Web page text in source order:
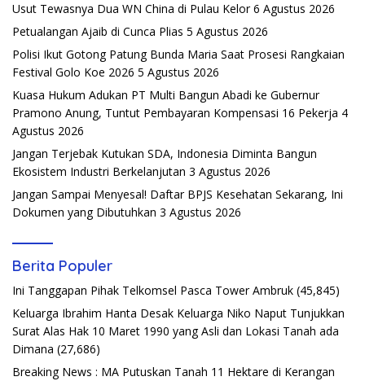
Usut Tewasnya Dua WN China di Pulau Kelor 6 Agustus 2026
Petualangan Ajaib di Cunca Plias 5 Agustus 2026
Polisi Ikut Gotong Patung Bunda Maria Saat Prosesi Rangkaian
Festival Golo Koe 2026 5 Agustus 2026
Kuasa Hukum Adukan PT Multi Bangun Abadi ke Gubernur
Pramono Anung, Tuntut Pembayaran Kompensasi 16 Pekerja 4
Agustus 2026
Jangan Terjebak Kutukan SDA, Indonesia Diminta Bangun
Ekosistem Industri Berkelanjutan 3 Agustus 2026
Jangan Sampai Menyesal! Daftar BPJS Kesehatan Sekarang, Ini
Dokumen yang Dibutuhkan 3 Agustus 2026
Berita Populer
Ini Tanggapan Pihak Telkomsel Pasca Tower Ambruk (45,845)
Keluarga Ibrahim Hanta Desak Keluarga Niko Naput Tunjukkan
Surat Alas Hak 10 Maret 1990 yang Asli dan Lokasi Tanah ada
Dimana (27,686)
Breaking News : MA Putuskan Tanah 11 Hektare di Kerangan